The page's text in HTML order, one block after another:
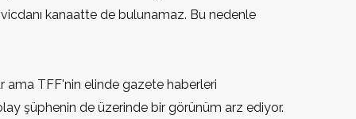
kanaatte de bulunamaz. Bu nedenle
ama TFF'nin elinde gazete haberleri
şüphenin de üzerinde bir görünüm arz ediyor.